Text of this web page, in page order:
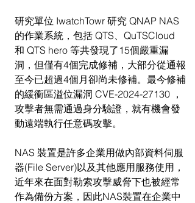
研究單位 IwatchTowr 研究 QNAP NAS
的作業系統，包括 QTS、QuTSCloud
和 QTS hero 等共發現了15個嚴重漏
洞，但僅有4個完成修補，大部分從通報
至今已超過4個月卻尚未修補。最今修補
的緩衝區溢位漏洞 CVE-2024-27130 ，
攻擊者無需通過身分驗證，就有機會發
動遠端執行任意碼攻擊。
NAS 裝置是許多企業用做內部資料伺服
器(File Server)以及其他應用服務使用，
近年來在面對勒索攻擊威脅下也被經常
作為備份方案，因此NAS裝置在企業中